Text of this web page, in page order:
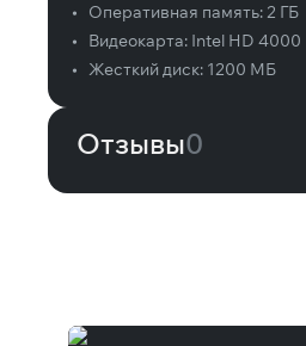
•
Оперативная память:2 ГБ
•
Видеокарта: Intel HD 4000
•
Жесткий диск: 1200 МБ
Отзывы0